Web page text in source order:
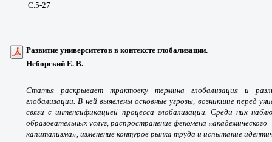
С.5-27
Развитие университетов в контексте глобализации.
Неборский Е. В.
Статья раскрывает трактовку термина глобализация и
глобализации. В ней выявлены основные угрозы, возникшие перед
связи с интенсификацией процесса глобализации. Среди них
образовательных услуг, распространение феномена «академического
капитализма», изменение контуров рынка труда и испытание